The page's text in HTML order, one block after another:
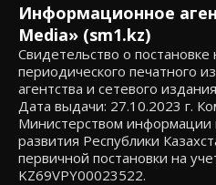
Информационное
Media» (sm1.kz)
Свидетельство о постановке
периодического печатного
агентства и сетевого
Дата выдачи: 27.10.2023 г.
Министерством информации
развития Республики
первичной постановки на
KZ69VPY00023522.